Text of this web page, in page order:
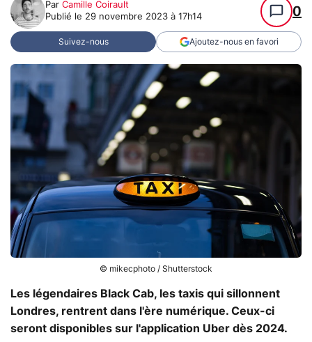
Par Camille Coirault
Publié le 29 novembre 2023 à 17h14 0
Suivez-nous Ajoutez-nous en favori
© mikecphoto / Shutterstock
Les légendaires Black Cab, les taxis qui sillonnent
Londres, rentrent dans l'ère numérique. Ceux-ci
seront disponibles sur l'application Uber dès 2024.